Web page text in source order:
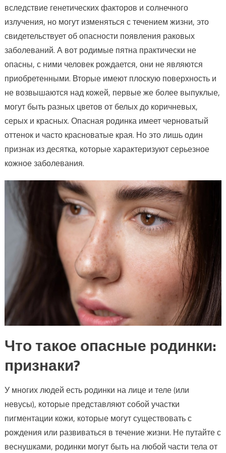
вследствие генетических факторов и солнечного
излучения, но могут изменяться с течением жизни, это
свидетельствует об опасности появления раковых
заболеваний. А вот родимые пятна практически не
опасны, с ними человек рождается, они не являются
приобретенными. Вторые имеют плоскую поверхность и
не возвышаются над кожей, первые же более выпуклые,
могут быть разных цветов от белых до коричневых,
серых и красных. Опасная родинка имеет черноватый
оттенок и часто красноватые края. Но это лишь один
признак из десятка, которые характеризуют серьезное
кожное заболевания.
Что такое опасные родинки:
признаки?
У многих людей есть родинки на лице и теле (или
невусы), которые представляют собой участки
пигментации кожи, которые могут существовать с
рождения или развиваться в течение жизни. Не путайте с
веснушками, родинки могут быть на любой части тела от